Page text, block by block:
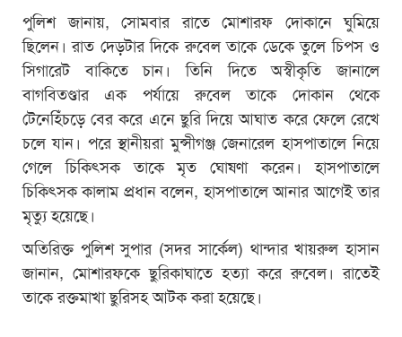
পুলিশ জানায়, সোমবার রাতে মোশারফ দোকানে ঘুমিয়ে
ছিলেন। রাত দেড়টার দিকে রুবেল তাকে ডেকে তুলে চিপস ও
সিগারেট বাকিতে চান। তিনি দিতে অস্বীকৃতি জানালে
বাগবিতণ্ডার এক পর্যায়ে রুবেল তাকে দোকান থেকে
টেনেহিঁচড়ে বের করে এনে ছুরি দিয়ে আঘাত করে ফেলে রেখে
চলে যান। পরে স্থানীয়রা মুন্সীগঞ্জ জেনারেল হাসপাতালে নিয়ে
গেলে চিকিৎসক তাকে মৃত ঘোষণা করেন। হাসপাতালে
চিকিৎসক কালাম প্রধান বলেন, হাসপাতালে আনার আগেই তার
মৃত্যু হয়েছে।
অতিরিক্ত পুলিশ সুপার (সদর সার্কেল) থান্দার খায়রুল হাসান
জানান, মোশারফকে ছুরিকাঘাতে হত্যা করে রুবেল। রাতেই
তাকে রক্তমাখা ছুরিসহ আটক করা হয়েছে।